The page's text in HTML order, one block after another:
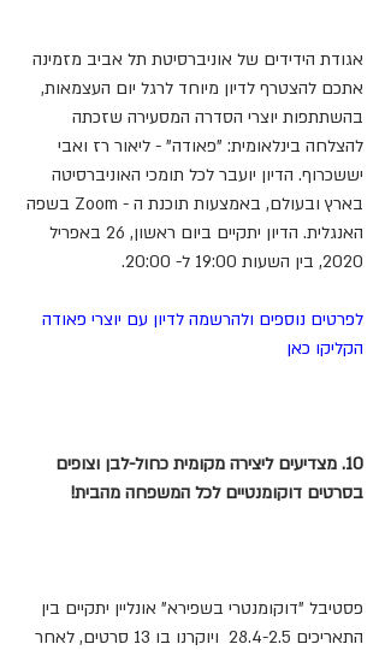
אגודת הידידים של אוניברסיטת תל אביב מזמינה
אתכם להצטרף לדיון מיוחד לרגל יום העצמאות,
בהשתתפות יוצרי הסדרה המסעירה שזכתה
להצלחה בינלאומית: "פאודה" - ליאור רז ואבי
יששכרוף. הדיון יועבר לכל תומכי האוניברסיטה
בארץ ובעולם, באמצעות תוכנת ה - Zoom בשפה
האנגלית. הדיון יתקיים ביום ראשון, 26 באפריל
2020, בין השעות 19:00 ל- 20:00.
לפרטים נוספים ולהרשמה לדיון עם יוצרי פאודה
הקליקו כאן
10. מצדיעים ליצירה מקומית כחול-לבן וצופים
בסרטים דוקומנטיים לכל המשפחה מהבית!
פסטיבל "דוקומנטרי בשפירא" אונליין יתקיים בין
התאריכים 28.4-2.5  ויוקרנו בו 13 סרטים, לאחר